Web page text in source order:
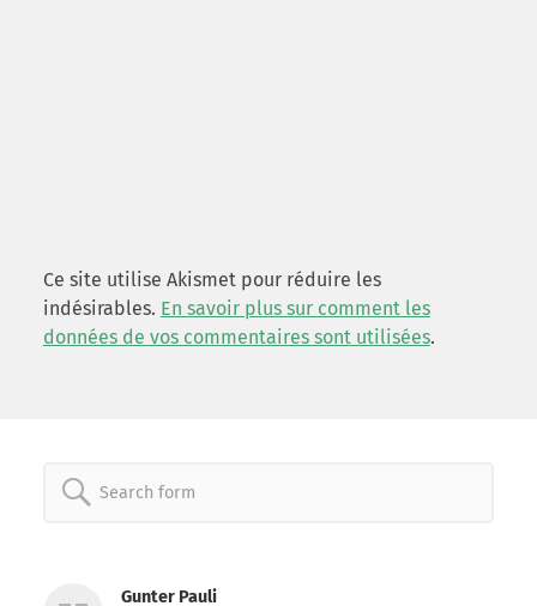
Ce site utilise Akismet pour réduire les
indésirables. En savoir plus sur comment les
données de vos commentaires sont utilisées.
Search
Gunter Pauli